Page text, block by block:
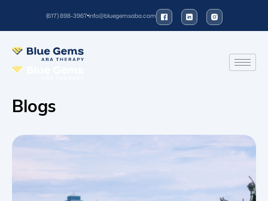
(617) 898-3967info@bluegemsaba.com
Blogs